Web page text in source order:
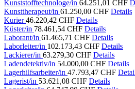
Kunststofftechnologe/in 64.251,01 CHF
Kunsttherapeut/in 61.250,00 CHF Details
Kurier46.220,42 CHF Details
Küster/in 78.461,54 CHF Details
Laborant/in 61.465,71 CHF Details
Laborleiter/in 102.173,43 CHF Details
Lackierer/in 63.279,30 CHF Details
Ladendetektiv/in 54.000,00 CHF Details
Lagerhilfsarbeiter/in 47.793,47 CHF
Lagerist/in 53.621,08 CHF Details